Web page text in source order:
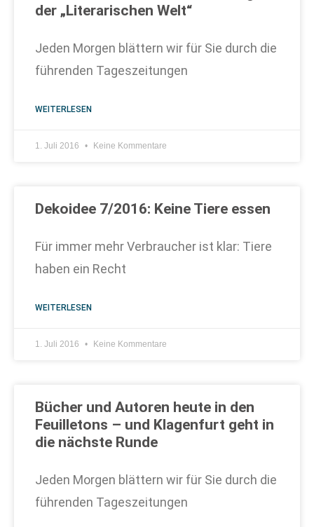
der „Literarischen Welt“
Jeden Morgen blättern wir für Sie durch die
führenden Tageszeitungen
WEITERLESEN
1. Juli 2016 Keine Kommentare
Dekoidee 7/2016: Keine Tiere essen
Für immer mehr Verbraucher ist klar: Tiere
haben ein Recht
WEITERLESEN
1. Juli 2016 Keine Kommentare
Bücher und Autoren heute in den
Feuilletons – und Klagenfurt geht in
die nächste Runde
Jeden Morgen blättern wir für Sie durch die
führenden Tageszeitungen